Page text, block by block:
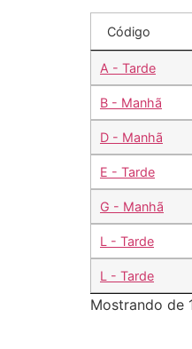
Código
A - Tarde
B - Manhã
D - Manhã
E - Tarde
G - Manhã
L - Tarde
L - Tarde
Mostrando de